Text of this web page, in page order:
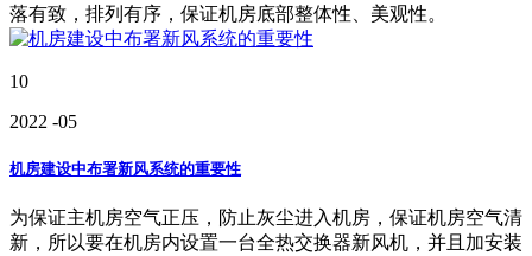
落有致，排列有序，保证机房底部整体性、美观性。
10
2022 -05
机房建设中布署新风系统的重要性
为保证主机房空气正压，防止灰尘进入机房，保证机房空气清
新，所以要在机房内设置一台全热交换器新风机，并且加安装